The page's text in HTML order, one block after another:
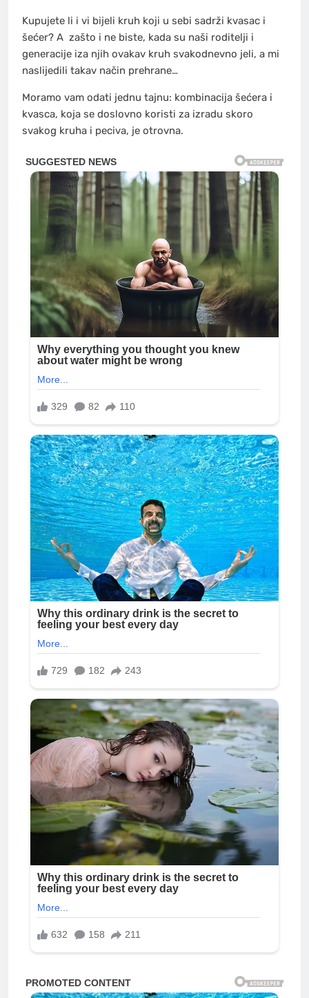
Kupujete li i vi bijeli kruh koji u sebi sadrži kvasac i
šećer? A zašto i ne biste, kada su naši roditelji i
generacije iza njih ovakav kruh svakodnevno jeli, a mi
naslijedili takav način prehrane…
Moramo vam odati jednu tajnu: kombinacija šećera i
kvasca, koja se doslovno koristi za izradu skoro
svakog kruha i peciva, je otrovna.